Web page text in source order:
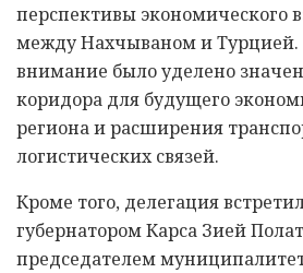
перспективы экономического
между Нахчываном и Турцией.
внимание было уделено
коридора для будущего
региона и расширения
логистических связей.
Кроме того, делегация
губернатором Карса Зией
председателем